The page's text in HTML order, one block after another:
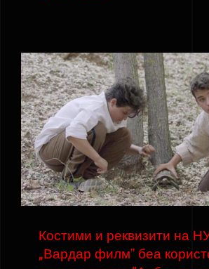
Костими и реквизити на
филмˮ беа користени за
“Албанските народни
Костими и реквизити на
„Вардар филмˮ беа